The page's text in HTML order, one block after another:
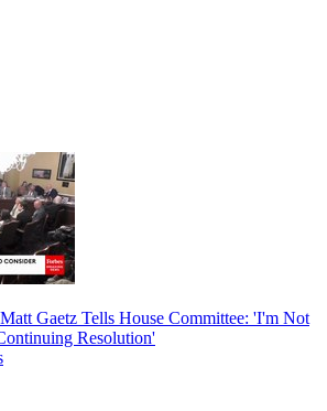
Gaetz Tells House Committee: 'I'm Not
Resolution'